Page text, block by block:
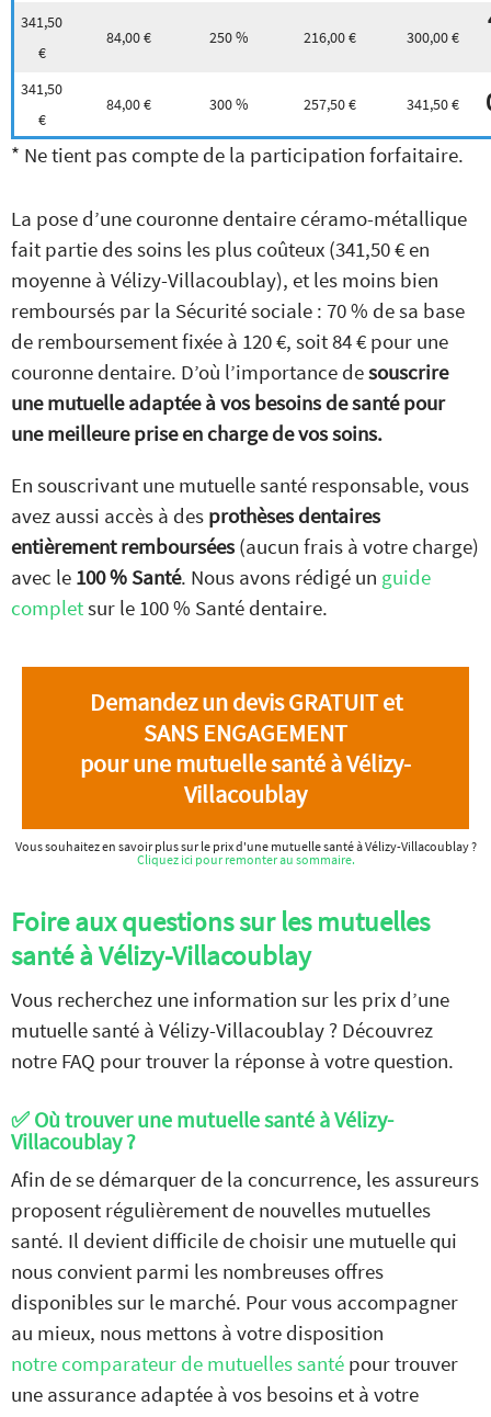
341,50
€
84,00 € 250 % 216,00 € 300,00 €
341,50
€
84,00 € 300 % 257,50 € 341,50 €
* Ne tient pas compte de la participation forfaitaire.
La pose d’une couronne dentaire céramo-métallique
fait partie des soins les plus coûteux (341,50 € en
moyenne à Vélizy-Villacoublay), et les moins bien
remboursés par la Sécurité sociale : 70 % de sa base
de remboursement fixée à 120 €, soit 84 € pour une
couronne dentaire. D’où l’importance desouscrire
une mutuelle adaptée à vos besoins de santé pour
une meilleure prise en charge de vos soins.
En souscrivant une mutuelle santé responsable, vous
avez aussi accès à des prothèses dentaires
entièrement remboursées (aucun frais à votre charge)
avec le 100 % Santé. Nous avons rédigé un guide
completsur le 100 % Santé dentaire.
Demandez un devis GRATUIT et
SANS ENGAGEMENT
pour une mutuelle santé à Vélizy-
Villacoublay
Vous souhaitez en savoir plus sur le prix d'une mutuelle santé à Vélizy-Villacoublay ?
Cliquez ici pour remonter au sommaire.
Foire aux questions sur les mutuelles
santé à Vélizy-Villacoublay
Vous recherchez une information sur les prix d’une
mutuelle santé à Vélizy-Villacoublay ? Découvrez
notre FAQ pour trouver la réponse à votre question.
✅ Où trouver une mutuelle santé à Vélizy-
Villacoublay ?
Afin de se démarquer de la concurrence, les assureurs
proposent régulièrement de nouvelles mutuelles
santé. Il devient difficile de choisir une mutuelle qui
nous convient parmi les nombreuses offres
disponibles sur le marché. Pour vous accompagner
au mieux, nous mettons à votre disposition
notre comparateur de mutuelles santé pour trouver
une assurance adaptée à vos besoins et à votre
Comparez nos offres de
mutuelleGRATUITEMENT
etSANS ENGAGEMENT
JE COMPARE
les devis mutuelles santé